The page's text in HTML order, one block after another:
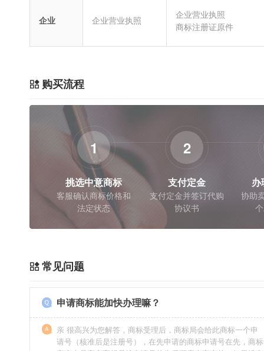
企业 企业营业执照
企业营业执照
商标注册证原件
购买流程
1
挑选中意商标
客服确认商标价格和
法定状态
2
支付定金
支付定金并签订代购
协议书
办
协助
常见问题
申请商标能加快办理嘛？
亲 很高兴为您解答，商标受理后，商标局会给此商标一个申
请号（核准后是注册号），在先申请的商标申请号在先，商标